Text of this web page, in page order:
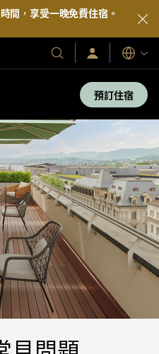
間，享受一晚免費住宿。
我
們
及
假
村
登
入/
即
加
入
語
言
預訂住宿